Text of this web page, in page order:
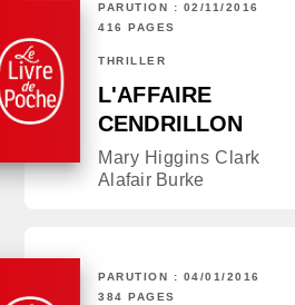
PARUTION : 02/11/2016
416 PAGES
THRILLER
L'AFFAIRE
CENDRILLON
Mary Higgins Clark
Alafair Burke
PARUTION : 04/01/2016
384 PAGES